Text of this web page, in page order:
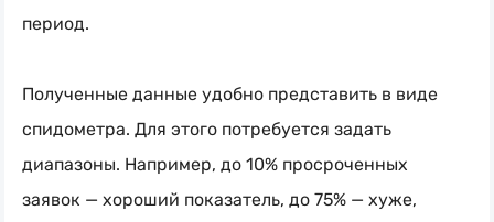
период.
Полученные данные удобно представить в виде
спидометра. Для этого потребуется задать
диапазоны. Например, до 10% просроченных
заявок — хороший показатель, до 75% — хуже,